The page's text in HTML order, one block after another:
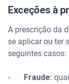
Exceções à
A prescrição da
se aplicar ou ter
seguintes casos:
- Fraude: